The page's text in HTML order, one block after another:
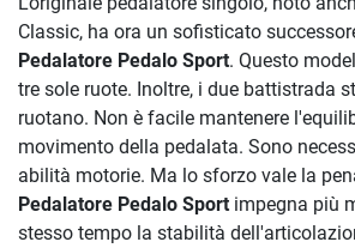
Classic, ha ora un sofisticato
Pedalatore Pedalo Sport. Questo
tre sole ruote. Inoltre, i due battistrada
ruotano. Non è facile mantenere
movimento della pedalata. Sono
abilità motorie. Ma lo sforzo vale la
Pedalatore Pedalo Sport impegna più
stesso tempo la stabilità